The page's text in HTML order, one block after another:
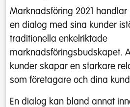
Marknadsföring 2021
en dialog med sina kunder
traditionella enkelriktade
marknadsföringsbudskapet.
kunder skapar en starkare
som företagare och dina
En dialog kan bland annat